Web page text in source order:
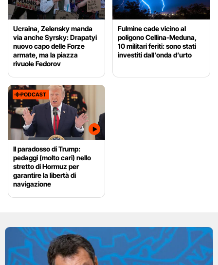
Ucraina, Zelensky manda
via anche Syrsky: Drapatyi
nuovo capo delle Forze
armate, ma la piazza
rivuole Fedorov
Fulmine cade vicino al
poligono Cellina-Meduna,
10 militari feriti: sono stati
investiti dall’onda d’urto
PODCAST
Il paradosso di Trump:
pedaggi (molto cari) nello
stretto di Hormuz per
garantire la libertà di
navigazione